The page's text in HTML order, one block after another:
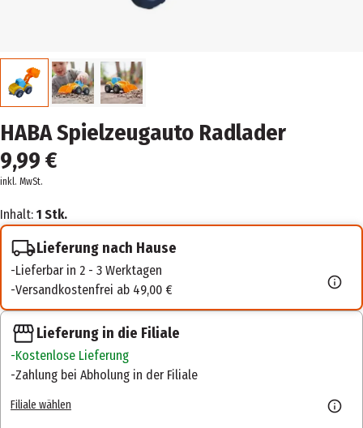
HABA Spielzeugauto Radlader
9,99 €
inkl. MwSt.
Inhalt: 1 Stk.
Lieferung nach Hause
Lieferbar in 2 - 3 Werktagen
Versandkostenfrei ab 49,00 €
Lieferung in die Filiale
Kostenlose Lieferung
Zahlung bei Abholung in der Filiale
Filiale wählen